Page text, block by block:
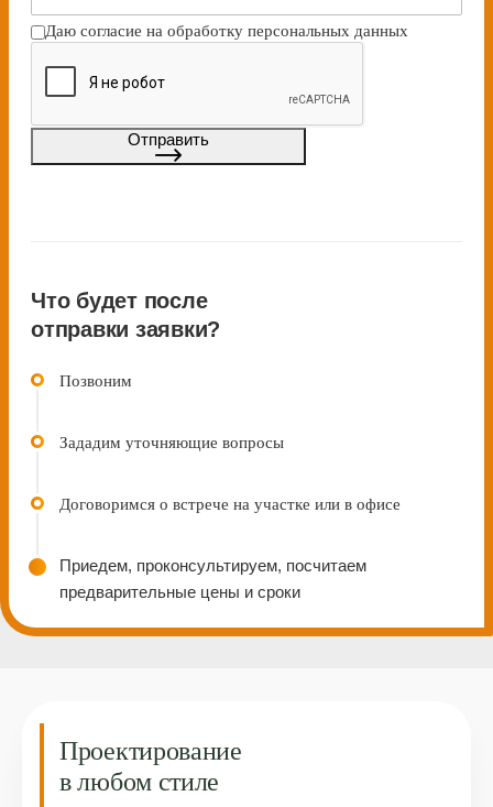
Даю согласие на обработку персональных данных
Отправить
Что будет после
отправки заявки?
Позвоним
Зададим уточняющие вопросы
Договоримcя о встрече на участке или в офисе
Приедем, проконсультируем, посчитаем
предварительные цены и сроки
Проектирование
в любом стиле